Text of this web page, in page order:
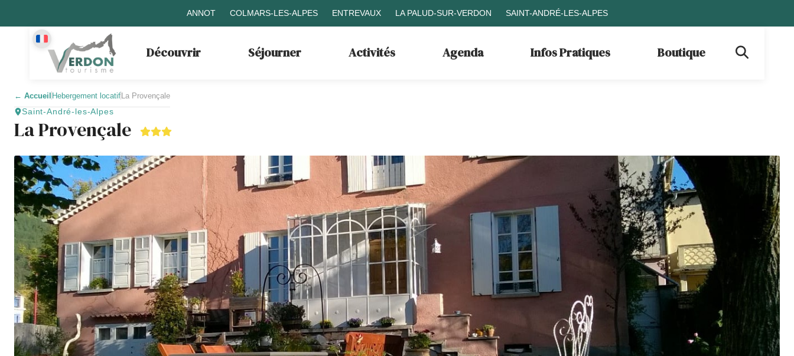
ANNOT COLMARS-LES-ALPES ENTREVAUX LA PALUD-SUR-VERDON SAINT-ANDRÉ-LES-ALPES
Découvrir Séjourner Activités Agenda Infos Pratiques Boutique
← Accueil Hebergement locatifLa Provençale
Saint-André-les-Alpes
La Provençale